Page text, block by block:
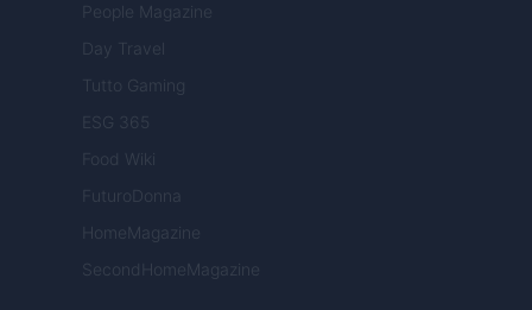
People Magazine
Day Travel
Tutto Gaming
ESG 365
Food Wiki
FuturoDonna
HomeMagazine
SecondHomeMagazine